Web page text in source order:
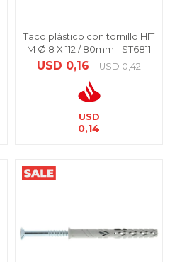
Taco plástico con tornillo HIT
M Ø 8 X 112 / 80mm - ST6811
USD 0,16 USD 0,42
USD
0,14